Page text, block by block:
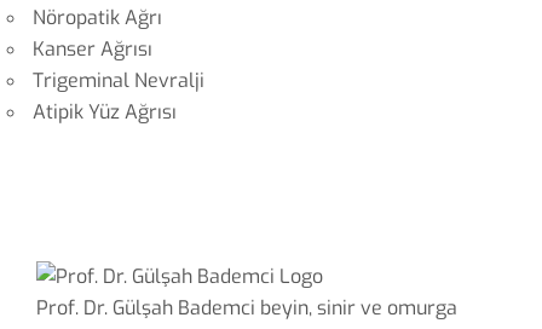
Nöropatik Ağrı
Kanser Ağrısı
Trigeminal Nevralji
Atipik Yüz Ağrısı
Prof. Dr. Gülşah Bademci beyin, sinir ve omurga